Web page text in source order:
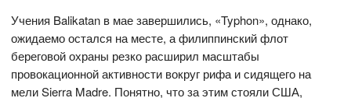
Учения Balikatan в мае завершились, «Typhon», однако,
ожидаемо остался на месте, а филиппинский флот
береговой охраны резко расширил масштабы
провокационной активности вокруг рифа и сидящего на
мели Sierra Madre. Понятно, что за этим стояли США,